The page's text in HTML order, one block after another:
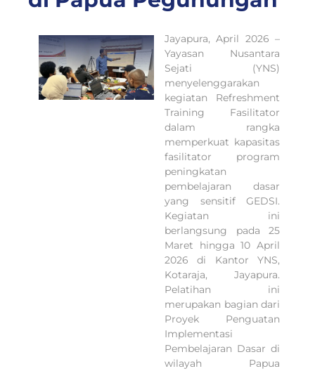
Jayapura, April 2026 –
Yayasan Nusantara
Sejati (YNS)
menyelenggarakan
kegiatan Refreshment
Training Fasilitator
dalam rangka
memperkuat kapasitas
fasilitator program
peningkatan
pembelajaran dasar
yang sensitif GEDSI.
Kegiatan ini
berlangsung pada 25
Maret hingga 10 April
2026 di Kantor YNS,
Kotaraja, Jayapura.
Pelatihan ini
merupakan bagian dari
Proyek Penguatan
Implementasi
Pembelajaran Dasar di
wilayah Papua